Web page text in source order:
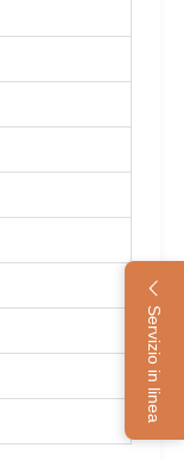
Servizio in linea